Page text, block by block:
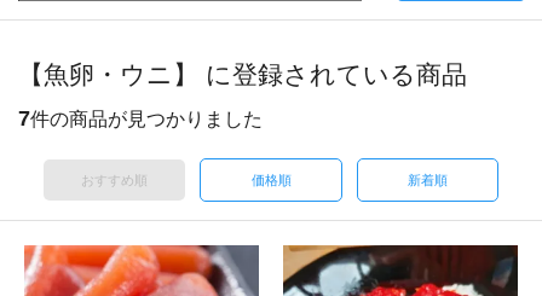
【魚卵・ウニ】 に登録されている商品
7件の商品が見つかりました
おすすめ順 価格順 新着順